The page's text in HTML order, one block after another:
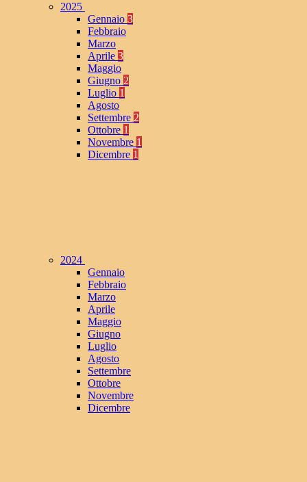
2025
Gennaio 3
Febbraio
Marzo
Aprile 3
Maggio
Giugno 2
Luglio 1
Agosto
Settembre 2
Ottobre 1
Novembre 1
Dicembre 1
2024
Gennaio
Febbraio
Marzo
Aprile
Maggio
Giugno
Luglio
Agosto
Settembre
Ottobre
Novembre
Dicembre